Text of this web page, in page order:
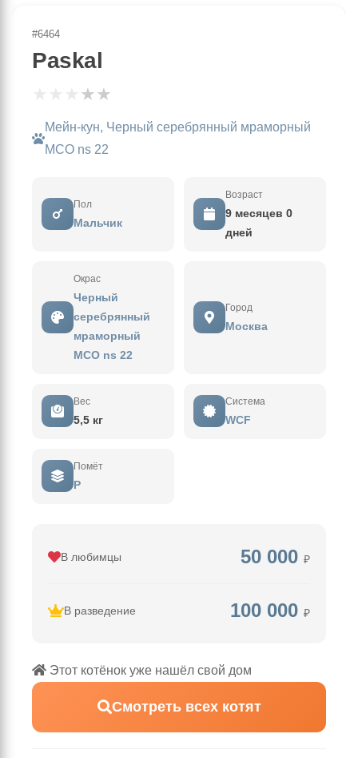
#6464
Paskal
★★
Мейн-кун, Черный серебрянный мраморный
MCO ns 22
Пол
Мальчик
Возраст
9 месяцев 0
дней
Окрас
Черный
серебрянный
мраморный
MCO ns 22
Город
Москва
Вес
5,5 кг
Система
WCF
Помёт
P
В любимцы 50 000 ₽
В разведение 100 000 ₽
Этот котёнок уже нашёл свой дом
Смотреть всех котят